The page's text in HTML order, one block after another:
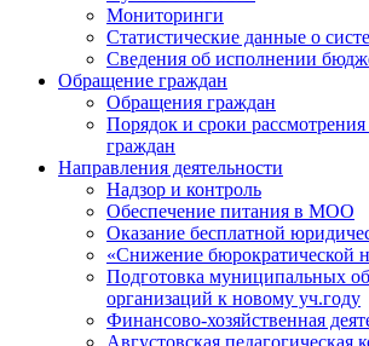
Мониторинги
Статистические данные о
Сведения об исполнении
Обращение граждан
Обращения граждан
Порядок и сроки
граждан
Направления деятельности
Надзор и контроль
Обеспечение питания в МОО
Оказание бесплатной
«Снижение бюрократической
Подготовка муниципальных
организаций к новому уч.году
Финансово-хозяйственная